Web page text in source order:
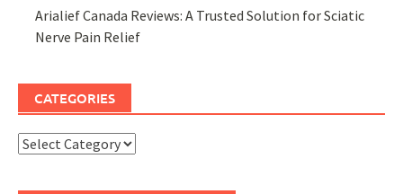
Arialief Canada Reviews: A Trusted Solution for Sciatic
Nerve Pain Relief
CATEGORIES
Categories